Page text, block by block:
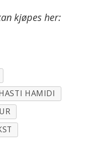
kjøpes her:
HAMIDI